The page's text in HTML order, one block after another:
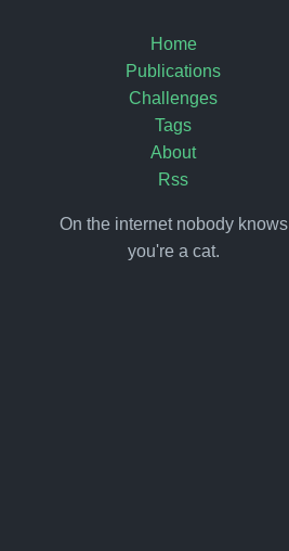
Home
Publications
Challenges
Tags
About
Rss
On the internet nobody knows
you're a cat.